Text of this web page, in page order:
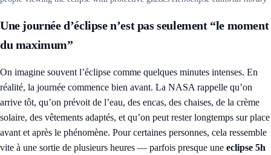
Une journée d’éclipse n’est pas seulement “le moment
du maximum”
On imagine souvent l’éclipse comme quelques minutes intenses. En
réalité, la journée commence bien avant. La NASA rappelle qu’on
arrive tôt, qu’on prévoit de l’eau, des encas, des chaises, de la crème
solaire, des vêtements adaptés, et qu’on peut rester longtemps sur place
avant et après le phénomène. Pour certaines personnes, cela ressemble
vite à une sortie de plusieurs heures — parfois presque une eclipse 5h